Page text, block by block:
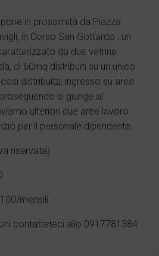
in prossimità da Piazza
in Corso San Gottardo , un
da due vetrine
di 60mq distribuiti su un unico
distribuita, ingresso su area
si giunge al
ulteriori due aree lavoro
per il personale dipendente.
riservata)
mensili
contattateci allo 0917781384